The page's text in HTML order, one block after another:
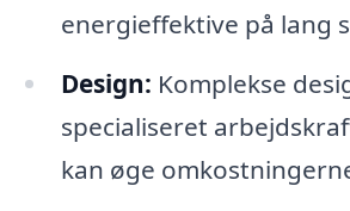
energieffektive på lang
Design: Komplekse
specialiseret
kan øge